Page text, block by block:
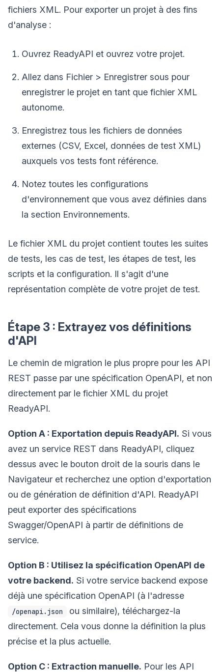
fichiers XML. Pour exporter un projet à des fins
d'analyse :
Ouvrez ReadyAPI et ouvrez votre projet.
Allez dans Fichier > Enregistrer sous pour
enregistrer le projet en tant que fichier XML
autonome.
Enregistrez tous les fichiers de données
externes (CSV, Excel, données de test XML)
auxquels vos tests font référence.
Notez toutes les configurations
d'environnement que vous avez définies dans
la section Environnements.
Le fichier XML du projet contient toutes les suites
de tests, les cas de test, les étapes de test, les
scripts et la configuration. Il s'agit d'une
représentation complète de votre projet de test.
Étape 3 : Extrayez vos définitions
d'API
Le chemin de migration le plus propre pour les API
REST passe par une spécification OpenAPI, et non
directement par le fichier XML du projet
ReadyAPI.
Option A : Exportation depuis ReadyAPI. Si vous
avez un service REST dans ReadyAPI, cliquez
dessus avec le bouton droit de la souris dans le
Navigateur et recherchez une option d'exportation
ou de génération de définition d'API. ReadyAPI
peut exporter des spécifications
Swagger/OpenAPI à partir de définitions de
service.
Option B : Utilisez la spécification OpenAPI de
votre backend. Si votre service backend expose
déjà une spécification OpenAPI (à l'adresse
/openapi.json
ou similaire), téléchargez-la
directement. Cela vous donne la définition la plus
précise et la plus actuelle.
Option C : Extraction manuelle. Pour les API